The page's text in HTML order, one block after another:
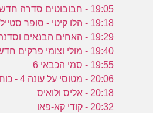
19:05 - חבובוטים סדרה חדשה!
19:18 - הלו קיטי - סופר סטייל! חדש!
19:29 - האחים הבנאים וסדנת החלומות חדש!
19:40 - מולי וצומי פרקים חדשים!
19:55 - סמי הכבאי 6
20:06 - מטוסי על עונה 4 - כוח טורבו
20:18 - אליס ולואיס
20:32 - קודי קא-פאו